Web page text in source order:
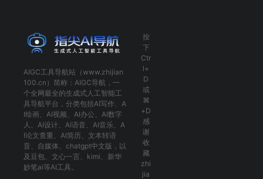
AIGC工具导航站（www.zhijian
100.cn）简称： AIGC导航 ，一
个全网最全的生成式人工智能工
具导航平台，分类包括AI写作 、 A
I绘画 、 AI视频 、 AI办公 、 AI数字
人 、 AI设计、 AI语音、 AI音乐、 A
I论文查重 、 AI简历 、 文本转语
音、 自媒体 、 chatgpt中文版 ，以
及 豆包、 文心一言 、 kimi 、 新华
妙笔ai等AI工具。
按
下
Ctr
l+
D
或
⌘
+D
感
谢
收
藏
zhi
jia